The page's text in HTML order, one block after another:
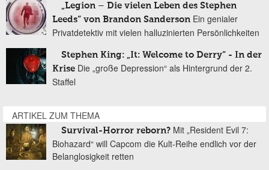
„Legion – Die vielen Leben des Stephen
Leeds“ von Brandon Sanderson Ein genialer
Privatdetektiv mit vielen halluzinierten Persönlichkeiten
Stephen King: „It: Welcome to Derry“ - In der
Krise Die „große Depression“ als Hintergrund der 2.
Staffel
ARTIKEL ZUM THEMA
Survival-Horror reborn? Mit „Resident Evil 7:
Biohazard“ will Capcom die Kult-Reihe endlich vor der
Belanglosigkeit retten